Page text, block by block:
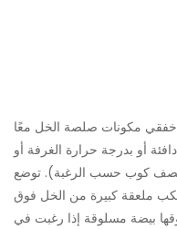
أو بدرجة حرارة الغرفة أو
كوب حسب الرغبة). توضع
ملعقة كبيرة من الخل فوق
بيضة مسلوقة إذا رغبت في